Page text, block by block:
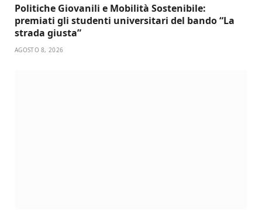
Politiche Giovanili e Mobilità Sostenibile:
premiati gli studenti universitari del bando “La
strada giusta”
AGOSTO 8, 2026